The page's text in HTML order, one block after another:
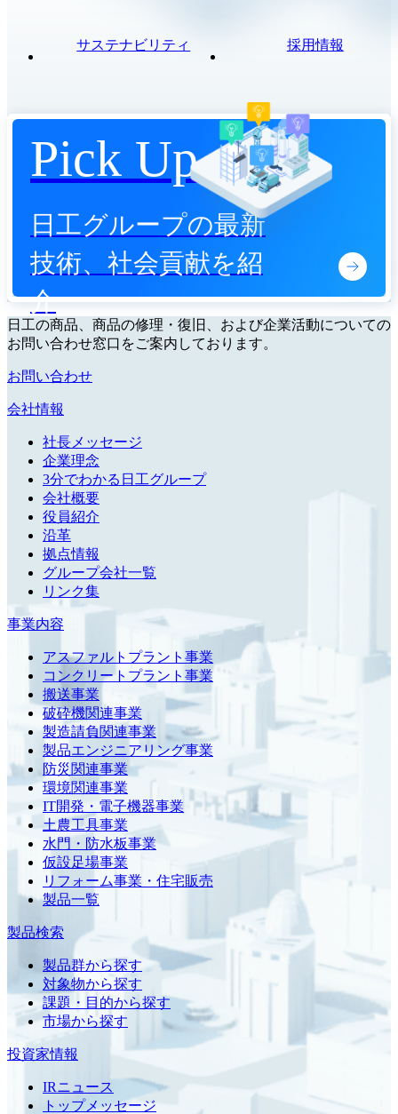
サステナビリティ 採用情報
Pick Up
日工グループの最新
技術、社会貢献を紹
介
日工の商品、商品の修理・復旧、および企業活動についての
お問い合わせ窓口をご案内しております。
お問い合わせ
会社情報
社長メッセージ
企業理念
3分でわかる日工グループ
会社概要
役員紹介
沿革
拠点情報
グループ会社一覧
リンク集
事業内容
アスファルトプラント事業
コンクリートプラント事業
搬送事業
破砕機関連事業
製造請負関連事業
製品エンジニアリング事業
防災関連事業
環境関連事業
IT開発・電子機器事業
土農工具事業
水門・防水板事業
仮設足場事業
リフォーム事業・住宅販売
製品一覧
製品検索
製品群から探す
対象物から探す
課題・目的から探す
市場から探す
投資家情報
IRニュース
トップメッセージ